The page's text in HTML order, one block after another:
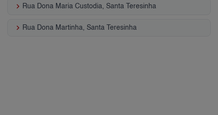
keyboard_arrow_right Rua Dona Maria Custodia, Santa Teresinha
keyboard_arrow_right Rua Dona Martinha, Santa Teresinha